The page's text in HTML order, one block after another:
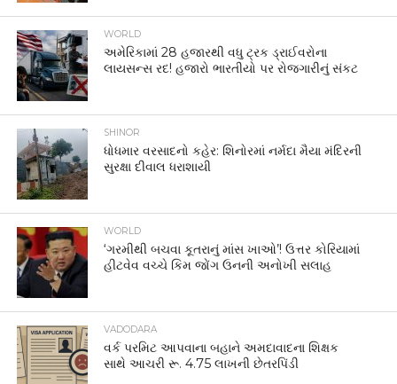
WORLD
અમેરિકામાં 28 હજારથી વધુ ટ્રક ડ્રાઈવરોના
લાયસન્સ રદ! હજારો ભારતીયો પર રોજગારીનું સંકટ
SHINOR
ધોધમાર વરસાદનો કહેર: શિનોરમાં નર્મદા મૈયા મંદિરની
સુરક્ષા દીવાલ ધરાશાયી
WORLD
‘ગરમીથી બચવા કૂતરાનું માંસ ખાઓ’! ઉત્તર કોરિયામાં
હીટવેવ વચ્ચે કિમ જોંગ ઉનની અનોખી સલાહ
VADODARA
વર્ક પરમિટ આપવાના બહાને અમદાવાદના શિક્ષક
સાથે આચરી રૂ. 4.75 લાખની છેતરપિંડી